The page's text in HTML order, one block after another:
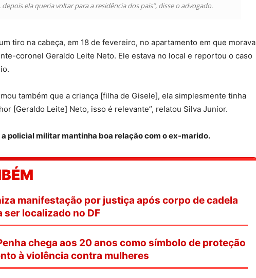
ela queria voltar para a residência dos pais”, disse o advogado.
tiro na cabeça, em 18 de fevereiro, no apartamento em que morava
coronel Geraldo Leite Neto. Ele estava no local e reportou o caso
também que a criança [filha de Gisele], ela simplesmente tinha
[Geraldo Leite] Neto, isso é relevante”, relatou Silva Junior.
policial militar mantinha boa relação com o ex-marido.
manifestação por justiça após corpo de cadela
ser localizado no DF
chega aos 20 anos como símbolo de proteção
à violência contra mulheres